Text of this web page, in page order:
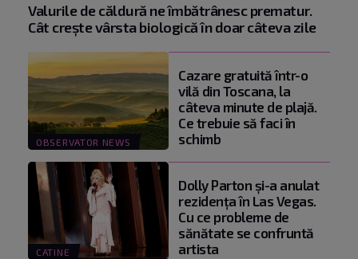
Valurile de căldură ne îmbătrânesc prematur.
Cât crește vârsta biologică în doar câteva zile
OBSERVATOR NEWS
Cazare gratuită într-o
vilă din Toscana, la
câteva minute de plajă.
Ce trebuie să faci în
schimb
CATINE
Dolly Parton și-a anulat
rezidența în Las Vegas.
Cu ce probleme de
sănătate se confruntă
artista